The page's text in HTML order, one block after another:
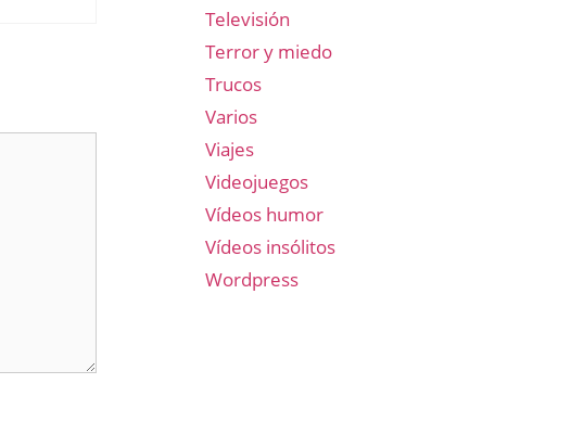
Televisión
Terror y miedo
Trucos
Varios
Viajes
Videojuegos
Vídeos humor
Vídeos insólitos
Wordpress